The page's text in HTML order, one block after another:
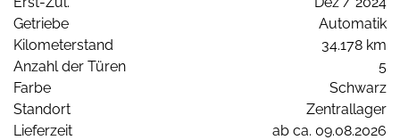
Getriebe
Automatik
Kilometerstand
34.178 km
Anzahl der Türen
5
Farbe
Schwarz
Standort
Zentrallager
Lieferzeit
ab ca. 09.08.2026